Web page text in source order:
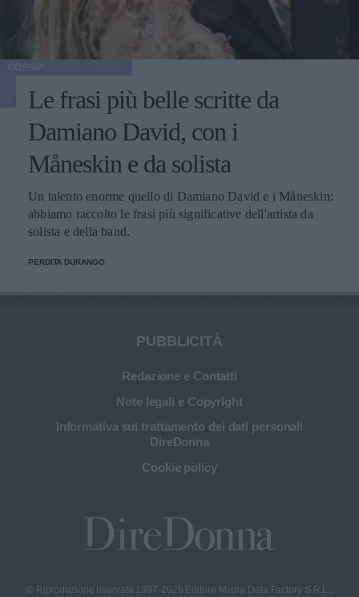
Le frasi più belle scritte da
Damiano David, con i
Måneskin e da solista
Un talento enorme quello di Damiano David e i Måneskin:
abbiamo raccolto le frasi più significative dell'artista da
solista e della band.
PERDITA DURANGO
PUBBLICITÀ
Redazione e Contatti
Note legali e Copyright
Informativa sul trattamento dei dati personali
DireDonna
Cookie policy
© Riproduzione riservata 1997-2026 Editore Media Data Factory S.R.L.,